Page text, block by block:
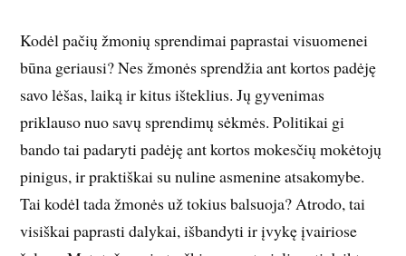
Kodėl pačių žmonių sprendimai paprastai visuomenei
būna geriausi? Nes žmonės sprendžia ant kortos padėję
savo lėšas, laiką ir kitus išteklius. Jų gyvenimas
priklauso nuo savų sprendimų sėkmės. Politikai gi
bando tai padaryti padėję ant kortos mokesčių mokėtojų
pinigus, ir praktiškai su nuline asmenine atsakomybe.
Tai kodėl tada žmonės už tokius balsuoja? Atrodo, tai
visiškai paprasti dalykai, išbandyti ir įvykę įvairiose